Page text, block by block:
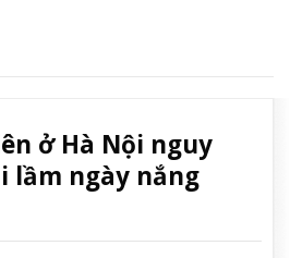
ở Hà Nội nguy
lầm ngày nắng